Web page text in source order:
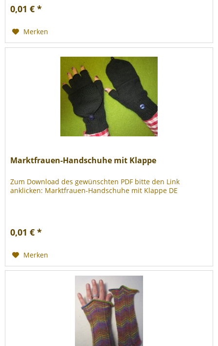
0,01 € *
Merken
Marktfrauen-Handschuhe mit Klappe
Zum Download des gewünschten PDF bitte den Link
anklicken: Marktfrauen-Handschuhe mit Klappe DE
0,01 € *
Merken